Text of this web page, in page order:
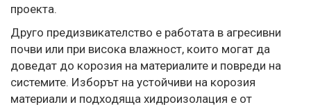
проекта.
Друго предизвикателство е работата в агресивни
почви или при висока влажност, които могат да
доведат до корозия на материалите и повреди на
системите. Изборът на устойчиви на корозия
материали и подходяща хидроизолация е от